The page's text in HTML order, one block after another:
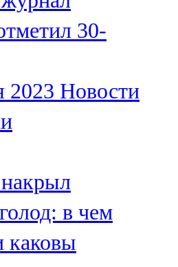
30-
2023 Новости
в чем
каковы